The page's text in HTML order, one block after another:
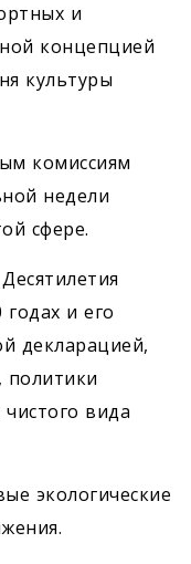
и
концепцией
культуры
комиссиям
недели
сфере.
и его
декларацией,
вида
экологические